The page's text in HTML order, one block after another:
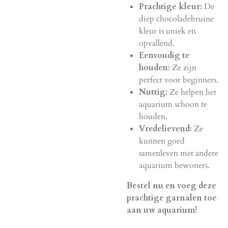
Prachtige kleur: De
diep chocoladebruine
kleur is uniek en
opvallend.
Eenvoudig te
houden: Ze zijn
perfect voor beginners.
Nuttig: Ze helpen het
aquarium schoon te
houden.
Vredelievend: Ze
kunnen goed
samenleven met andere
aquarium bewoners.
Bestel nu en voeg deze
prachtige garnalen toe
aan uw aquarium!